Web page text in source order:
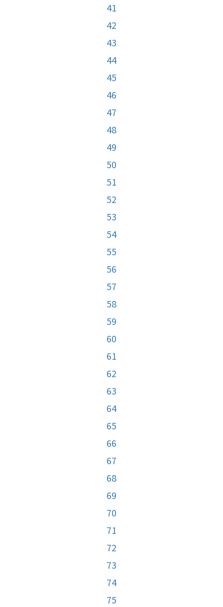
41
42
43
44
45
46
47
48
49
50
51
52
53
54
55
56
57
58
59
60
61
62
63
64
65
66
67
68
69
70
71
72
73
74
75